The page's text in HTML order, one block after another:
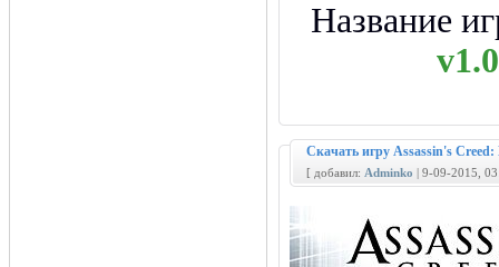
Название
Скачать игру Assassin's
[ добавил: Adminko | 9-09-2015,